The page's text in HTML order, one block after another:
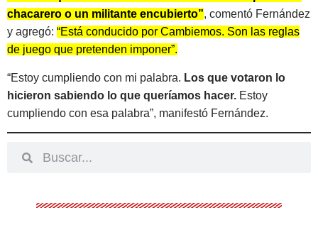
chacarero o un militante encubierto”, comentó Fernández
y agregó: “Está conducido por Cambiemos. Son las reglas
de juego que pretenden imponer”.
“Estoy cumpliendo con mi palabra. Los que votaron lo
hicieron sabiendo lo que queríamos hacer. Estoy
cumpliendo con esa palabra”, manifestó Fernández.